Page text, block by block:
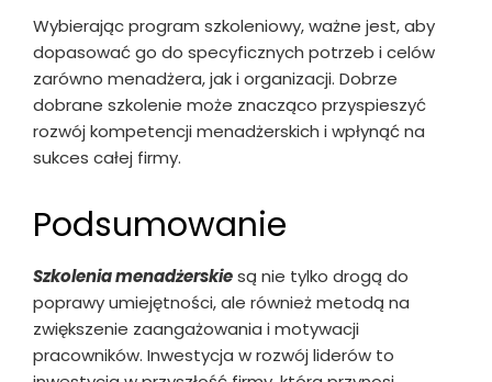
Wybierając program szkoleniowy, ważne jest, aby
dopasować go do specyficznych potrzeb i celów
zarówno menadżera, jak i organizacji. Dobrze
dobrane szkolenie może znacząco przyspieszyć
rozwój kompetencji menadżerskich i wpłynąć na
sukces całej firmy.
Podsumowanie
Szkolenia menadżerskiesą nie tylko drogą do
poprawy umiejętności, ale również metodą na
zwiększenie zaangażowania i motywacji
pracowników. Inwestycja w rozwój liderów to